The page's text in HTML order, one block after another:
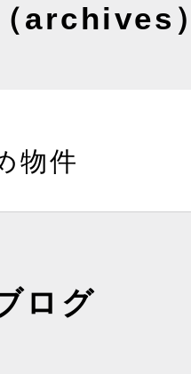
（archives
物件
ログ